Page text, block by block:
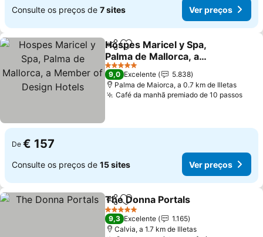
Consulte os preços de 7 sites Ver preços
PartilharAdicionar aos favoritos
Hospes Maricel y Spa,
Palma de Mallorca, a
Member of Design Hotels
5 Estrelas
9,0 Excelente
5.838
Palma de Maiorca, a 0.7 km de Illetas
Café da manhã premiado de 10 passos
De € 157
Consulte os preços de 15 sites Ver preços
PartilharAdicionar aos favoritos
The Donna Portals
5 Estrelas
9,3 Excelente
1.165
Calvia, a 1.7 km de Illetas